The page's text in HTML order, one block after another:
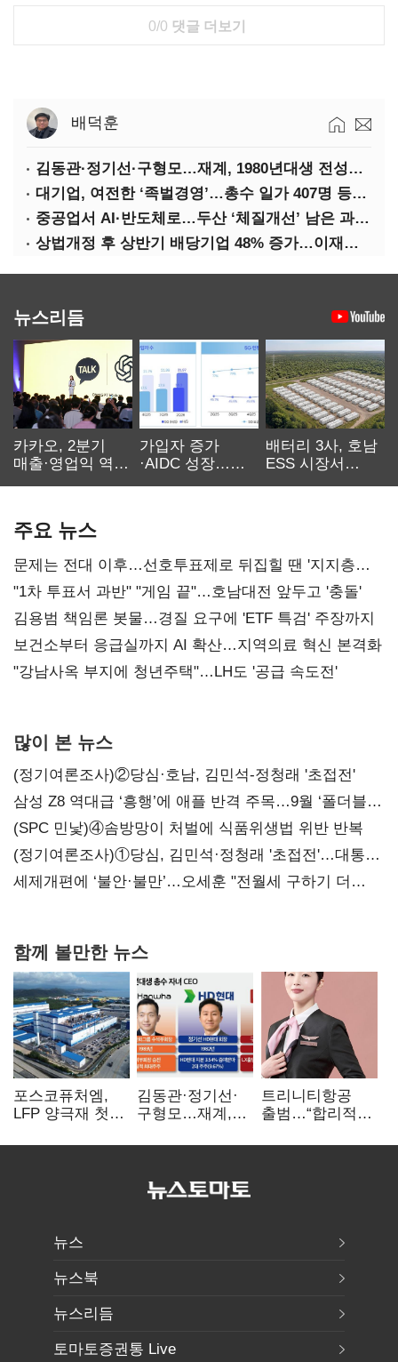
0/0 댓글 더보기
배덕훈
김동관·정기선·구형모…재계, 1980년대생 전성시대
대기업, 여전한 ‘족벌경영’…총수 일가 407명 등기임원
중공업서 AI·반도체로…두산 ‘체질개선’ 남은 과제는
상법개정 후 상반기 배당기업 48% 증가…이재용 배당액 728억 1위
뉴스리듬
카카오, 2분기
매출·영업익 역대
가입자 증가
·AIDC 성장…
배터리 3사, 호남
ESS 시장서
주요 뉴스
문제는 전대 이후…선호투표제로 뒤집힐 땐 '지지층
불복'
"1차 투표서 과반" "게임 끝"…호남대전 앞두고 '충돌'
김용범 책임론 봇물…경질 요구에 'ETF 특검' 주장까지
보건소부터 응급실까지 AI 확산…지역의료 혁신 본격화
"강남사옥 부지에 청년주택"…LH도 '공급 속도전'
많이 본 뉴스
(정기여론조사)②당심·호남, 김민석-정청래 '초접전'
삼성 Z8 역대급 ‘흥행’에 애플 반격 주목…9월 ‘폴더블
대전’
(SPC 민낯)④솜방망이 처벌에 식품위생법 위반 반복
(정기여론조사)①당심, 김민석·정청래 '초접전'…대통령
지지도 '50% 아래로'(종합)
세제개편에 ‘불안·불만’…오세훈 "전월세 구하기 더
함께 볼만한 뉴스
포스코퓨처엠,
LFP 양극재 첫
ESS 시장 공략
김동관·정기선·
구형모…재계,
전성시대
트리니티항공
출범…“합리적
서비스로 승부”
뉴스
뉴스북
뉴스리듬
토마토증권통 Live